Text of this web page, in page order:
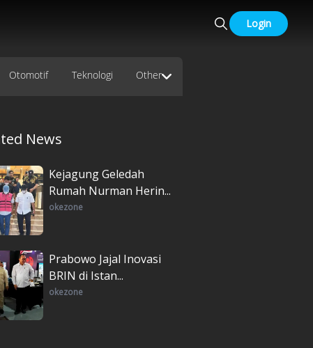
Login
Otomotif Teknologi Other
News
Kejagung Geledah
Rumah Nurman Herin...
okezone
Prabowo Jajal Inovasi
BRIN di Istan...
okezone